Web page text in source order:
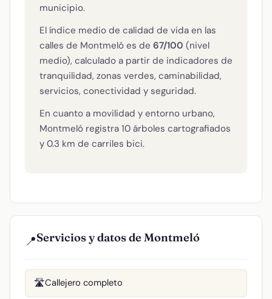
municipio.
El índice medio de calidad de vida en las
calles de Montmeló es de 67/100 (nivel
medio), calculado a partir de indicadores de
tranquilidad, zonas verdes, caminabilidad,
servicios, conectividad y seguridad.
En cuanto a movilidad y entorno urbano,
Montmeló registra 10 árboles cartografiados
y 0.3 km de carriles bici.
📍Servicios y datos de Montmeló
🛣️Callejero completo